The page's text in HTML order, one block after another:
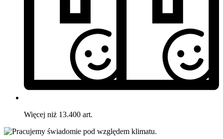
Więcej niż 13.400 art.